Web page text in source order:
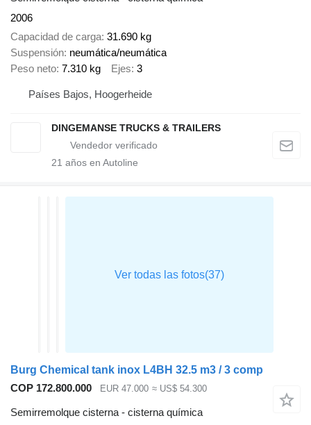
2006
Capacidad de carga 31.690 kg
Suspensión neumática/neumática
Peso neto 7.310 kg Ejes 3
Países Bajos, Hoogerheide
DINGEMANSE TRUCKS & TRAILERS
21 años en Autoline
Burg Chemical tank inox L4BH 32.5 m3 / 3 comp
COP 172.800.000
EUR 47.000 ≈ US$ 54.300
Semirremolque cisterna - cisterna química